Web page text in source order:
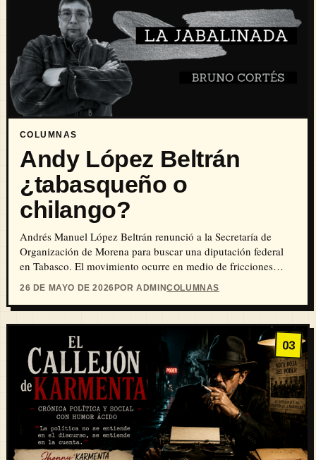
COLUMNAS
Andy López Beltrán
¿tabasqueño o
chilango?
Andrés Manuel López Beltrán renunció a la Secretaría de
Organización de Morena para buscar una diputación federal
en Tabasco. El movimiento ocurre en medio de fricciones
abiertos y un marcado desplome electoral del oficialismo en
los recientes comicios municipales de Durango y Veracruz.
26 DE MAYO DE 2026 POR ADMINCOLUMNAS
03